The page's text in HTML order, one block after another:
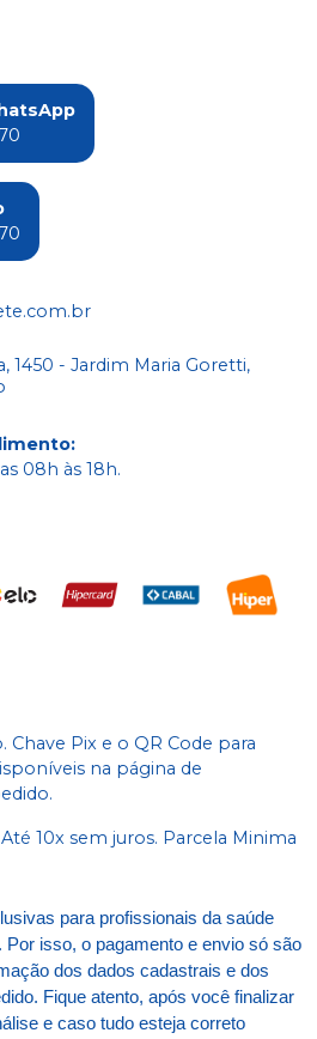
1450 - Jardim Maria Goretti,
:
08h às 18h.
Chave Pix e o QR Code para
na página de
Até 10x sem juros. Parcela Minima
para profissionais da saúde
Por isso, o pagamento e envio só são
dos dados cadastrais e dos
Fique atento, após você finalizar
e caso tudo esteja correto